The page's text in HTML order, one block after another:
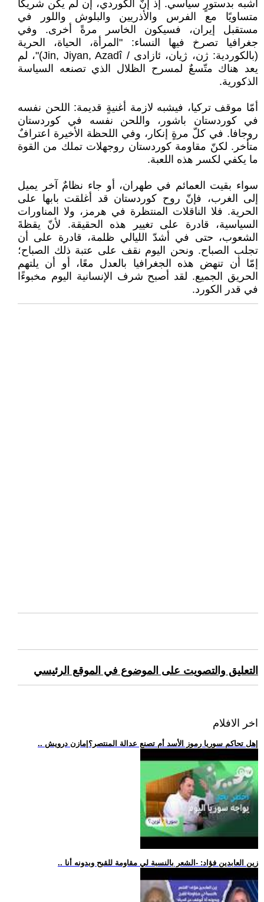
أشبه بدستورٍ سياسي. إذ إنّ الكوردي، إن لم يكن شريكًا
متساويًا مع الفرس والأذريين والبلوش واللور في
مستقبل إيران، فسيكون الخاسر مرةً أخرى. وفي
جغرافيا تصرخ فيها النساء: "المرأة، الحياة، الحرية
(بالكوردية: ژن، ژیان، ئازادی / Jin, Jiyan, Azadî)"، لم
يعد هناك متّسعٌ لمسرح الظلال الذي تصنعه السياسة
الذكورية.
أمّا موقف تركيا، فيشبه لازمة أغنيةٍ قديمة: اللحن نفسه
في كوردستان باشور، واللحن نفسه في كوردستان
روجافا. في كلّ مرةٍ إنكار، وفي اللحظة الأخيرة اعترافٌ
متأخر. لكنّ مقاومة كوردستان روجهلات تملك من القوة
ما يكفي لكسر هذه اللعبة.
سواء بقيت العمائم في طهران، أو جاء نظامٌ آخر يميل
إلى الغرب، فإنّ روح كوردستان قد أغلقت بابها على
الحرية. فلا الناقلات المنتظرة في هرمز، ولا المناورات
السياسية، قادرة على تغيير هذه الحقيقة. لأنّ يقظةَ
الشعوب، حتى في أشدّ الليالي ظلمة، قادرة على أن
تجلب الصباح. ونحن اليوم نقف على عتبة ذلك الصباح؛
إمّا أن تنهض هذه الجغرافيا بالعدل معًا، أو أن يلتهم
الحريق الجميع. لقد أصبح شرف الإنسانية اليوم مخبوءًا
في قدر الكورد.
التعليق والتصويت على الموضوع في الموقع الرئيسي
اخر الافلام
.. زين العابدين فؤاد: -الشعر بالنسبة لي مقاومة للقبح وبدونه أنا